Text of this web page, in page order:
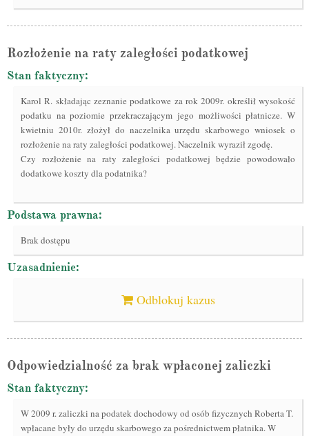
Rozłożenie na raty zaległości podatkowej
Stan faktyczny:
Karol R. składając zeznanie podatkowe za rok 2009r. określił wysokość
podatku na poziomie przekraczającym jego możliwości płatnicze. W
kwietniu 2010r. złożył do naczelnika urzędu skarbowego wniosek o
rozłożenie na raty zaległości podatkowej. Naczelnik wyraził zgodę.
Czy rozłożenie na raty zaległości podatkowej będzie powodowało
dodatkowe koszty dla podatnika?
Podstawa prawna:
Brak dostępu
Uzasadnienie:
Odblokuj kazus
Odpowiedzialność za brak wpłaconej zaliczki
Stan faktyczny:
W 2009 r. zaliczki na podatek dochodowy od osób fizycznych Roberta T.
wpłacane były do urzędu skarbowego za pośrednictwem płatnika. W